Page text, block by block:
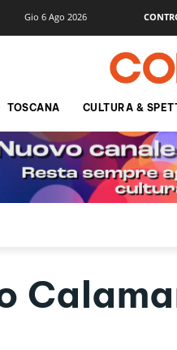
Gio 6 Ago 2026
TOSCANA CULTURA &